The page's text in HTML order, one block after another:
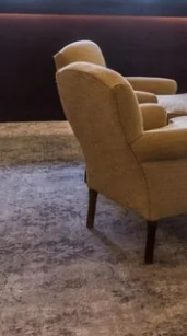
Martin's
Bruges, 3*